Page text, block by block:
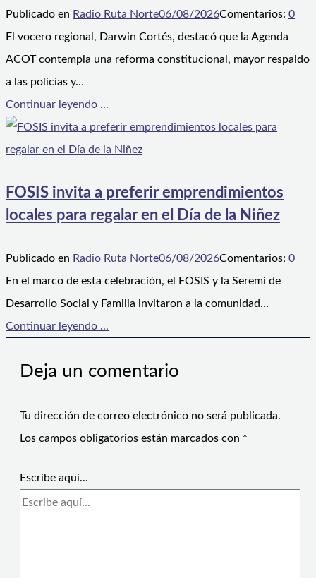
Publicado en Radio Ruta Norte06/08/2026Comentarios: 0
El vocero regional, Darwin Cortés, destacó que la Agenda
ACOT contempla una reforma constitucional, mayor respaldo
a las policías y…
Continuar leyendo ...
FOSIS invita a preferir emprendimientos
locales para regalar en el Día de la Niñez
Publicado en Radio Ruta Norte06/08/2026Comentarios: 0
En el marco de esta celebración, el FOSIS y la Seremi de
Desarrollo Social y Familia invitaron a la comunidad…
Continuar leyendo ...
Deja un comentario
Tu dirección de correo electrónico no será publicada.
Los campos obligatorios están marcados con *
Escribe aquí...